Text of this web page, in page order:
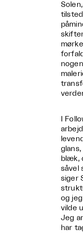
I
blæk,
såvel
siger
og
vilde
Jeg
har